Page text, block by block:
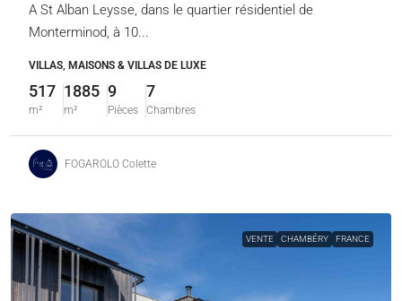
A St Alban Leysse, dans le quartier résidentiel de
Monterminod, à 10...
VILLAS, MAISONS & VILLAS DE LUXE
517
m²
1885
m²
9
Pièces
7
Chambres
FOGAROLO Colette
VENTE CHAMBÉRY FRANCE